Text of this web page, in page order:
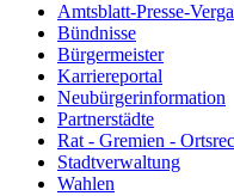
Amtsblatt-Presse-
Bündnisse
Bürgermeister
Karriereportal
Neubürgerinformation
Partnerstädte
Rat - Gremien -
Stadtverwaltung
Wahlen